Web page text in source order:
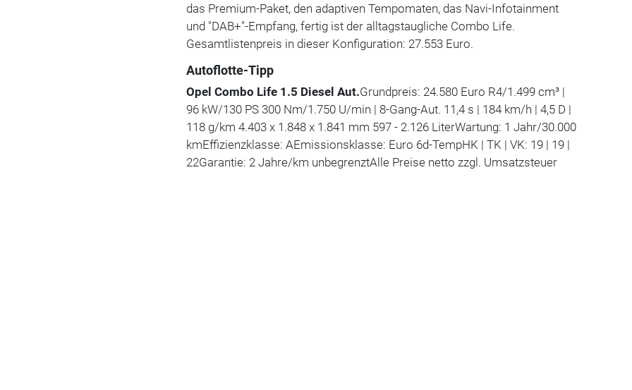
das Premium-Paket, den adaptiven Tempomaten, das Navi-Infotainment
und "DAB+"-Empfang, fertig ist der alltagstaugliche Combo Life.
Gesamtlistenpreis in dieser Konfiguration: 27.553 Euro.
Autoflotte-Tipp
Opel Combo Life 1.5 Diesel Aut.Grundpreis: 24.580 Euro R4/1.499 cm³ |
96 kW/130 PS 300 Nm/1.750 U/min | 8-Gang-Aut. 11,4 s | 184 km/h | 4,5 D |
118 g/km 4.403 x 1.848 x 1.841 mm 597 - 2.126 LiterWartung: 1 Jahr/30.000
kmEffizienzklasse: AEmissionsklasse: Euro 6d-TempHK | TK | VK: 19 | 19 |
22Garantie: 2 Jahre/km unbegrenztAlle Preise netto zzgl. Umsatzsteuer